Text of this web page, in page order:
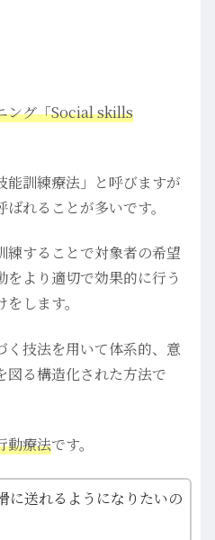
ング「Social skills
能訓練療法」と呼びますが
ばれることが多いです。
練することで対象者の希望
より適切で効果的に行う
します。
く技法を用いて体系的、意
図る構造化された方法で
動療法です。
に送れるようになりたいの